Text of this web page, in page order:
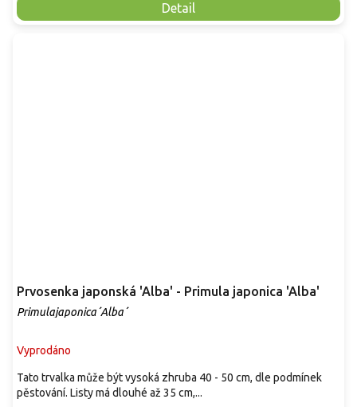
Detail
Prvosenka japonská 'Alba' - Primula japonica 'Alba'
Primulajaponica´Alba´
Vyprodáno
Tato trvalka může být vysoká zhruba 40 - 50 cm, dle podmínek
pěstování. Listy má dlouhé až 35 cm,...